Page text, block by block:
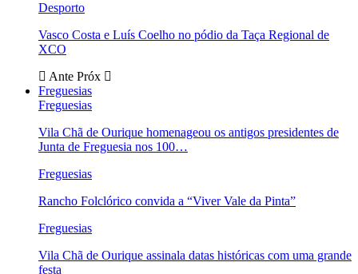
Desporto
Vasco Costa e Luís Coelho no pódio da Taça Regional de
XCO
Ante Próx
Freguesias
Freguesias
Vila Chã de Ourique homenageou os antigos presidentes de
Junta de Freguesia nos 100…
Freguesias
Rancho Folclórico convida a “Viver Vale da Pinta”
Freguesias
Vila Chã de Ourique assinala datas históricas com uma grande
festa